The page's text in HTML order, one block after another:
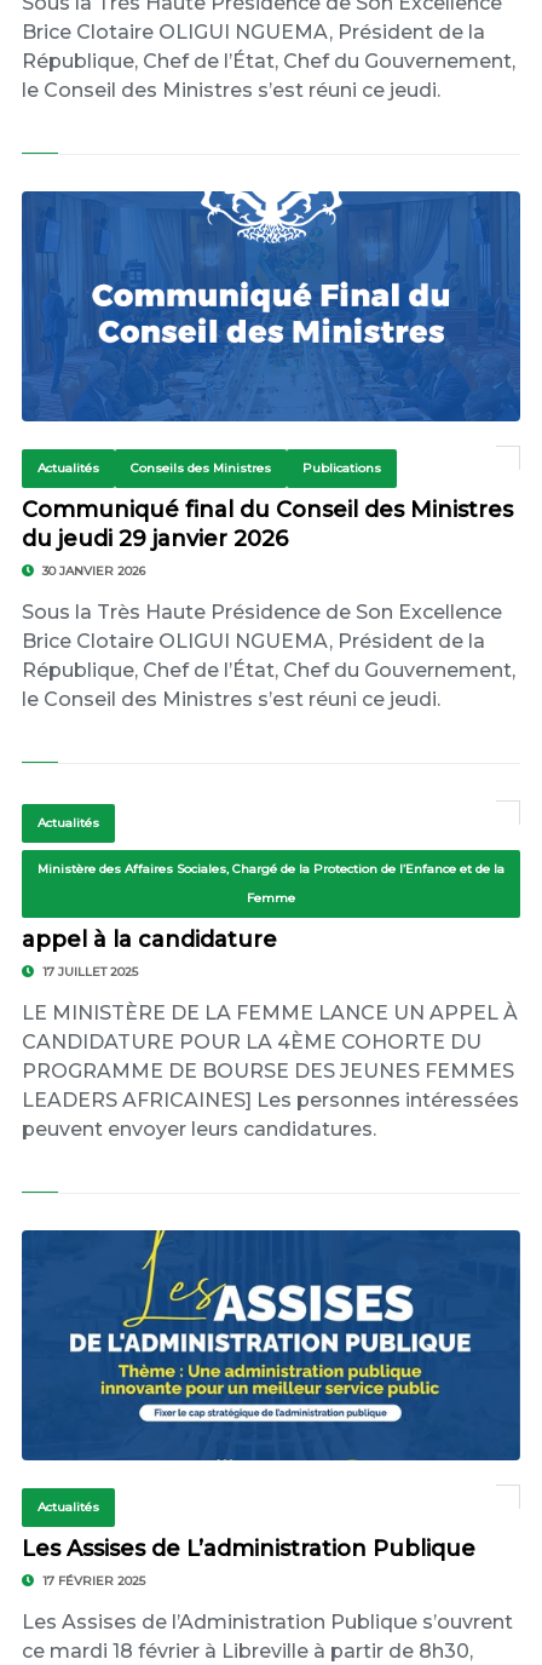
Brice Clotaire OLIGUI NGUEMA, Président de la
République, Chef de l’État, Chef du Gouvernement,
le Conseil des Ministres s’est réuni ce jeudi.
Actualités Conseils des Ministres Publications
Communiqué final du Conseil des Ministres
du jeudi 29 janvier 2026
30 JANVIER 2026
Sous la Très Haute Présidence de Son Excellence
Brice Clotaire OLIGUI NGUEMA, Président de la
République, Chef de l’État, Chef du Gouvernement,
le Conseil des Ministres s’est réuni ce jeudi.
Actualités
Ministère des Affaires Sociales, Chargé de la Protection de l’Enfance et de la
Femme
appel à la candidature
17 JUILLET 2025
LE MINISTÈRE DE LA FEMME LANCE UN APPEL À
CANDIDATURE POUR LA 4ÈME COHORTE DU
PROGRAMME DE BOURSE DES JEUNES FEMMES
LEADERS AFRICAINES] Les personnes intéressées
peuvent envoyer leurs candidatures.
Actualités
Les Assises de L’administration Publique
17 FÉVRIER 2025
Les Assises de l’Administration Publique s’ouvrent
ce mardi 18 février à Libreville à partir de 8h30,